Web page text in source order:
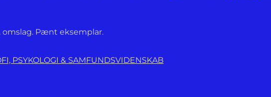
omslag. Pænt eksemplar.
PSYKOLOGI & SAMFUNDSVIDENSKAB